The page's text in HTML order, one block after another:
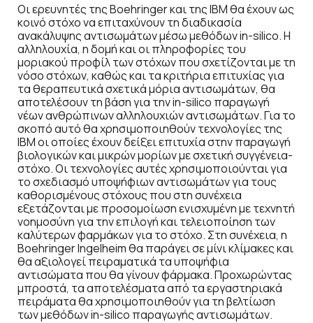
Oι ερευνητές της Boehringer και της IBM θα έχουν ως
κοινό στόχο να επιταχύνουν τη διαδικασία
ανακάλυψης αντισωμάτων μέσω μεθόδων in-silico. Η
αλληλουχία, η δομή και οι πληροφορίες του
μοριακού προφίλ των στόχων που σχετίζονται με τη
νόσο στόχων, καθώς και τα κριτήρια επιτυχίας για
τα θεραπευτικά σχετικά μόρια αντισωμάτων, θα
αποτελέσουν τη βάση για την in-silico παραγωγή
νέων ανθρώπινων αλληλουχιών αντισωμάτων. Για το
σκοπό αυτό θα χρησιμοποιηθούν τεχνολογίες της
IBM οι οποίες έχουν δείξει επιτυχία στην παραγωγή
βιολογικών και μικρών μορίων με σχετική συγγένεια-
στόχο. Οι τεχνολογίες αυτές χρησιμοποιούνται για
το σχεδιασμό υποψήφιων αντισωμάτων για τους
καθορισμένους στόχους που στη συνέχεια
εξετάζονται με προσομοίωση ενισχυμένη με τεχνητή
νοημοσύνη για την επιλογή και τελειοποίηση των
καλύτερων φαρμάκων για το στόχο. Στη συνέχεια, η
Boehringer Ingelheim θα παράγει σε μίνι κλίμακες και
θα αξιολογεί πειραματικά τα υποψήφια
αντισώματα που θα γίνουν φάρμακα. Προχωρώντας
μπροστά, τα αποτελέσματα από τα εργαστηριακά
πειράματα θα χρησιμοποιηθούν για τη βελτίωση
των μεθόδων in-silico παραγωγής αντισωμάτων.